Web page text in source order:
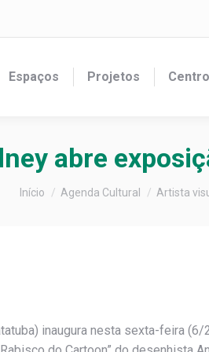
Espaços Projetos
abre
Você está aqui:
Início Agenda Cultural Artista
inaugura nesta sexta-feira (6/